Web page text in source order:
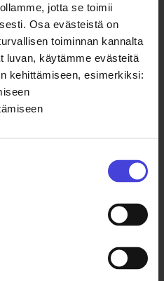
jotta se toimii
Osa evästeistä on
toiminnan kannalta
luvan, käytämme evästeitä
kehittämiseen, esimerkiksi:
Heikkisenja
Kuinka
väreillä.
Jukka Itkosen ja